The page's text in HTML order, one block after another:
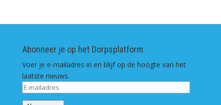
Abonneer je op het Dorpsplatform
Voer je e-mailadres in en blijf op de hoogte van het
laatste nieuws.
E-
mailadres